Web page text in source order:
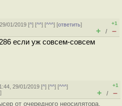
01/2019 [^] [^^] [^^^] [ответить]
+1
+ / –
если уж совсем-совсем
29/01/2019 [^] [^^] [^^^]
]
+1
+ / –
от очередного неосилятора,